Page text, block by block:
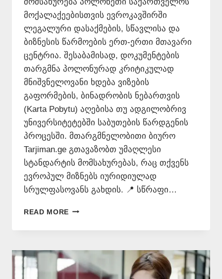
მოქალაქეებისთვის ევროკავშირში
ლეგალური დასაქმების, სწავლისა და
ბიზნესის წარმოების ერთ-ერთი მთავარი
ცენტრია. შესაბამისად, დოკუმენტების
თარგმნა პოლონურად კრიტიკულად
მნიშვნელოვანი ხდება ვიზების
გაფორმების, ბინადრობის ნებართვის
(Karta Pobytu) აღებისა თუ ადგილობრივ
უნივერსიტეტებში საბუთების წარდგენის
პროცესში. მთარგმნელობითი ბიურო
Tarjiman.ge გთავაზობთ უმაღლესი
სტანდარტის მომსახურებას, რაც თქვენს
ევროპულ მიზნებს იურიდიულად
სრულფასოვანს გახდის. 📍 სწრაფი…
READ MORE ᲗᲐᲠᲒᲛᲜᲐ
📞
546
577